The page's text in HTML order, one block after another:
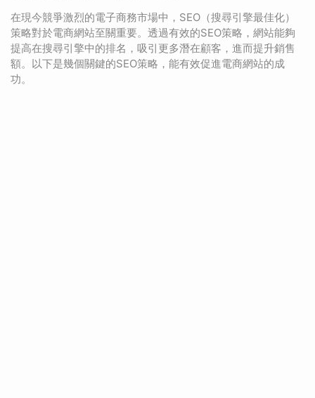
在現今競爭激烈的電子商務市場中，SEO（搜尋引擎最佳化）
策略對於電商網站至關重要。透過有效的SEO策略，網站能夠
提高在搜尋引擎中的排名，吸引更多潛在顧客，進而提升銷售
額。以下是幾個關鍵的SEO策略，能有效促進電商網站的成
功。